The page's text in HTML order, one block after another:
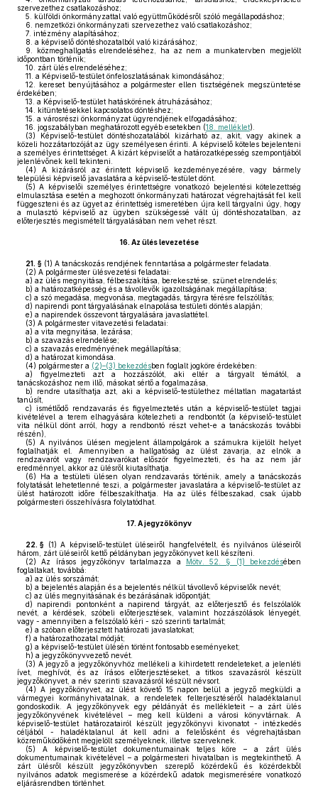
szervezethez csatlakozáshoz;
5.
külföldi önkormányzattal való együttműködésről szóló megállapodáshoz;
6.
nemzetközi önkormányzati szervezethez való csatlakozáshoz;
7. intézmény alapításához;
8. a képviselő döntéshozatalból való kizárásához;
9.
közmeghallgatás elrendeléséhez, ha az nem a munkatervben megjelölt
időpontban történik;
10.
zárt ülés elrendeléséhez;
11. a Képviselő-testület önfeloszlatásának kimondásához;
12.
kereset benyújtásához a polgármester ellen tisztségének megszüntetése
érdekében;
13. a Képviselő-testület hatáskörének átruházásához;
14.
kitüntetésekkel kapcsolatos döntéshez;
15. a városrészi önkormányzat ügyrendjének elfogadásához;
16. jogszabályban meghatározott egyéb esetekben (18. melléklet).
(3) Képviselő-testület döntéshozatalából kizárható az, akit, vagy akinek a
közeli hozzátartozóját az ügy személyesen érinti. A képviselő köteles bejelenteni
a személyes érintettséget. A kizárt képviselőt a határozatképesség szempontjából
jelenlévőnek kell tekinteni.
(4) A kizárásról az érintett képviselő kezdeményezésére, vagy bármely
települési képviselő javaslatára a képviselő-testület dönt.
(5) A képviselői személyes érintettségre vonatkozó bejelentési kötelezettség
elmulasztása esetén a meghozott önkormányzati határozat végrehajtását fel kell
függeszteni és az ügyet az érintettség ismeretében újra kell tárgyalni úgy, hogy
a mulasztó képviselő az ügyben szükségessé vált új döntéshozatalban, az
előterjesztés megismételt tárgyalásában nem vehet részt.
16. Az ülés levezetése
21. § (1) A tanácskozás rendjének fenntartása a polgármester feladata.
(2) A polgármester ülésvezetési feladatai:
a) az ülés megnyitása, félbeszakítása, berekesztése, szünet elrendelés;
b) a határozatképesség és a távollevők igazoltságának megállapítása;
c) a szó megadása, megvonása, megtagadás, tárgyra térésre felszólítás;
d) napirendi pont tárgyalásának elnapolása testületi döntés alapján;
e) a napirendek összevont tárgyalására javaslattétel.
(3) A polgármester vitavezetési feladatai:
a) a vita megnyitása, lezárása;
b) a szavazás elrendelése;
c) a szavazás eredményének megállapítása;
d) a határozat kimondása.
(4) polgármester a (2)–(3) bekezdésben foglalt jogköre érdekében:
a) figyelmezteti azt a hozzászólót, aki eltér a tárgyalt témától, a
tanácskozáshoz nem illő, másokat sértő a fogalmazása,
b) rendre utasíthatja azt, aki a képviselő-testülethez méltatlan magatartást
tanúsít,
c) ismétlődő rendzavarás és figyelmeztetés után a képviselő-testület tagjai
kivételével a terem elhagyására kötelezheti a rendbontót (a képviselő-testület
vita nélkül dönt arról, hogy a rendbontó részt vehet-e a tanácskozás további
részén),
(5) A nyilvános ülésen megjelent állampolgárok a számukra kijelölt helyet
foglalhatják el. Amennyiben a hallgatóság az ülést zavarja, az elnök a
rendzavarót vagy rendzavarókat először figyelmezteti, és ha az nem jár
eredménnyel, akkor az ülésről kiutasíthatja.
(6) Ha a testületi ülésen olyan rendzavarás történik, amely a tanácskozás
folytatását lehetetlenné teszi, a polgármester javaslatára a képviselő-testület az
ülést határozott időre félbeszakíthatja. Ha az ülés félbeszakad, csak újabb
polgármesteri összehívásra folytatódhat.
17. A jegyzőkönyv
22. § (1) A képviselő-testület üléseiről hangfelvételt, és nyilvános üléseiről
három, zárt üléseiről kettő példányban jegyzőkönyvet kell készíteni.
(2) Az írásos jegyzőkönyv tartalmazza a Mötv. 52. § (1) bekezdésében
foglaltakat, továbbá:
a) az ülés sorszámát;
b) a bejelentés alapján és a bejelentés nélkül távollevő képviselők nevét;
c) az ülés megnyitásának és bezárásának időpontját;
d) napirendi pontonként a napirend tárgyát, az előterjesztő és felszólalók
nevét, a kérdések, szóbeli előterjesztések, valamint hozzászólások lényegét,
vagy - amennyiben a felszólaló kéri - szó szerinti tartalmát;
e) a szóban előterjesztett határozati javaslatokat;
f) a határozathozatal módját;
g) a képviselő-testület ülésén történt fontosabb eseményeket;
h) a jegyzőkönyvvezető nevét.
(3) A jegyző a jegyzőkönyvhöz mellékeli a kihirdetett rendeleteket, a jelenléti
ívet, meghívót, és az írásos előterjesztéseket, a titkos szavazásról készült
jegyzőkönyvet, a név szerinti szavazásról készült névsort.
(4) A jegyzőkönyvet, az ülést követő 15 napon belül a jegyző megküldi a
vármegyei kormányhivatalnak, a rendeletek felterjesztéséről haladéktalanul
gondoskodik. A jegyzőkönyvek egy példányát és mellékleteit – a zárt ülés
jegyzőkönyvének kivételével – meg kell küldeni a városi könyvtárnak. A
képviselő-testület határozatairól készült jegyzőkönyvi kivonatot - intézkedés
céljából - haladéktalanul át kell adni a felelősként és végrehajtásban
közreműködőként megjelölt személyeknek, illetve szerveknek.
(5) A képviselő-testület dokumentumainak teljes köre – a zárt ülés
dokumentumainak kivételével – a polgármesteri hivatalban is megtekinthető. A
zárt ülésről készült jegyzőkönyvben szereplő közérdekű és közérdekből
nyilvános adatok megismerése a közérdekű adatok megismerésére vonatkozó
eljárásrendben történhet.